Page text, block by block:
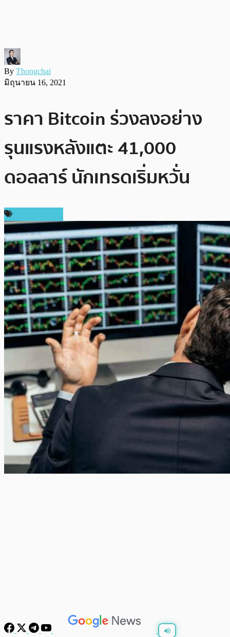
By Thongchai
มิถุนายน 16, 2021
ราคา Bitcoin ร่วงลงอย่าง
รุนแรงหลังแตะ 41,000
ดอลลาร์ นักเทรดเริ่มหวั่น